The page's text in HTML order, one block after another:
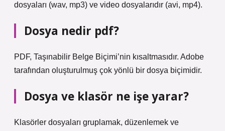
dosyaları (wav, mp3) ve video dosyalarıdır (avi, mp4).
Dosya nedir pdf?
PDF, Taşınabilir Belge Biçimi’nin kısaltmasıdır. Adobe
tarafından oluşturulmuş çok yönlü bir dosya biçimidir.
Dosya ve klasör ne işe yarar?
Klasörler dosyaları gruplamak, düzenlemek ve